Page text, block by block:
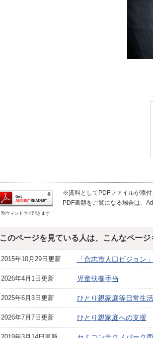
別ウィンドウで開きます
※資料としてPDFファイルが添付
PDF書類をご覧になる場合は、
このページを見ている人は、こんなページ
2015年10月29日更新 「合志市人口ビジョン
2026年4月1日更新 児童扶養手当
2025年6月3日更新 ひとり親家庭等日常生
2026年7月7日更新 ひとり親家庭への支援